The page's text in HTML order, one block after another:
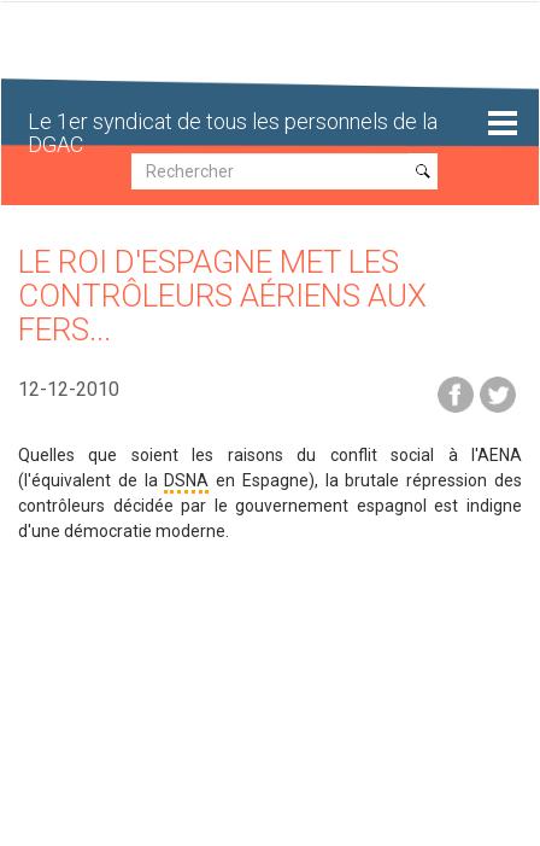
Le 1er syndicat de tous les personnels de la
DGAC
Recherche
Recherche
LE ROI D'ESPAGNE MET LES
CONTRÔLEURS AÉRIENS AUX
FERS...
12-12-2010
Quelles que soient les raisons du conflit social à l'AENA
(l'équivalent de la DSNA en Espagne), la brutale répression des
contrôleurs décidée par le gouvernement espagnol est indigne
d'une démocratie moderne.